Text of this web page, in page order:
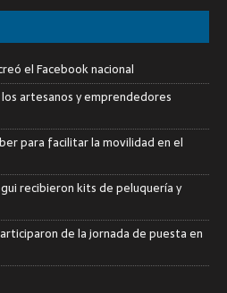
el Facebook nacional
artesanos y emprendedores
para facilitar la movilidad en el
recibieron kits de peluquería y
de la jornada de puesta en